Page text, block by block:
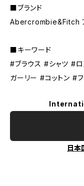
■ブランド
Abercrombie&Fitch ア
■キーワード
#ブラウス #シャツ #
ガーリー #コットン #
日本